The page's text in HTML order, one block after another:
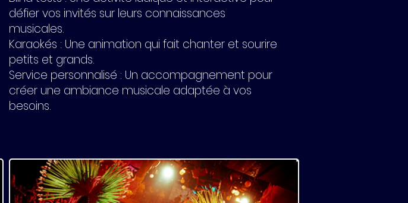
défier vos invités sur leurs connaissances
musicales.
Karaokés : Une animation qui fait chanter et sourire
petits et grands.
Service personnalisé : Un accompagnement pour
créer une ambiance musicale adaptée à vos
besoins.